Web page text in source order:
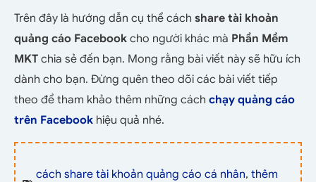
Trên đây là hướng dẫn cụ thể cách share tài khoản
quảng cáo Facebook cho người khác mà Phần Mềm
MKT chia sẻ đến bạn. Mong rằng bài viết này sẽ hữu ích
dành cho bạn. Đừng quên theo dõi các bài viết tiếp
theo để tham khảo thêm những cách chạy quảng cáo
trên Facebook hiệu quả nhé.
cách share tài khoản quảng cáo cá nhân, thêm